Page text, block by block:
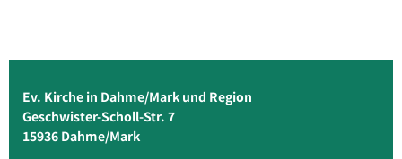
Ev. Kirche in Dahme/Mark und Region
Geschwister-Scholl-Str. 7
15936 Dahme/Mark